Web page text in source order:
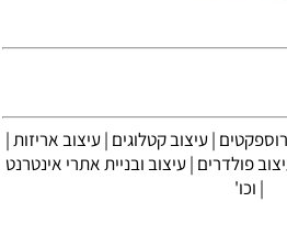
| עיצוב קטלוגים | עיצוב אריזות |
פולדרים | עיצוב ובניית אתרי אינטרנט
| וכו'